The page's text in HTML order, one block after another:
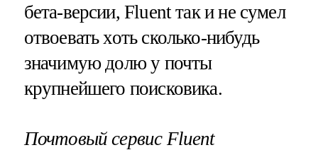
бета-версии, Fluent так и не сумел
отвоевать хоть сколько-нибудь
значимую долю у почты
крупнейшего поисковика.
Почтовый сервис Fluent